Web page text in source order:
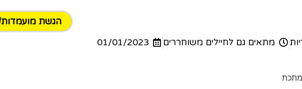
הגשת מועמדות
מתאים גם לחיילים משוחררים 01/01/2023
מתכת